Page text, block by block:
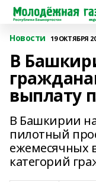
Новости 19 ОКТЯБРЯ
В
выплату
В Башкирии
пилотный
ежемесячных
категорий